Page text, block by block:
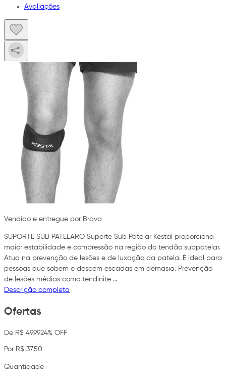
Avaliações
Vendido e entregue por Brava
SUPORTE SUB PATELARO Suporte Sub Patelar Kestal proporciona
maior estabilidade e compressão na região do tendão subpatelar.
Atua na prevenção de lesões e de luxação da patela. É ideal para
pessoas que sobem e descem escadas em demasia. Prevenção
de lesões médias como tendinite …
Descrição completa
Ofertas
De R$ 49,9924% OFF
Por R$ 37,50
Quantidade